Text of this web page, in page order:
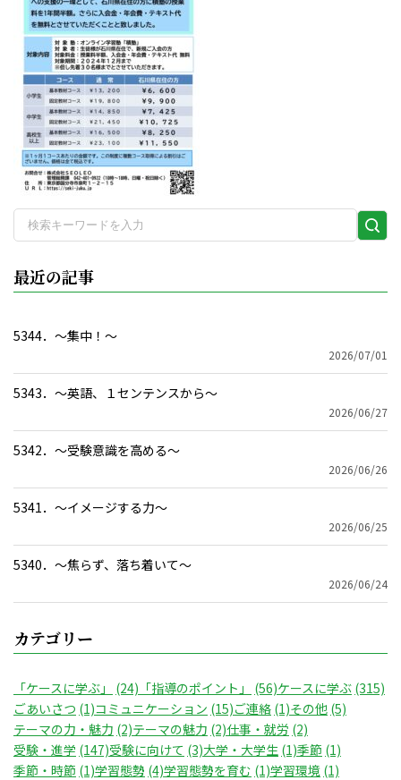
検
最近の記事
5344．～集中！〜
2026/07/01
5343．～英語、１センテンスから〜
2026/06/27
5342．～受験意識を高める〜
2026/06/26
5341．～イメージする力〜
2026/06/25
5340．～焦らず、落ち着いて〜
2026/06/24
カテゴリー
「ケースに学ぶ」 (24) 「指導のポイント」 (56)ケースに学ぶ (315)
ごあいさつ (1)コミュニケーション (15)ご連絡 (1)その他 (5)
テーマの力・魅力 (2)テーマの魅力 (2)仕事・就労 (2)
受験・進学 (147)受験に向けて (3)大学・大学生 (1)季節 (1)
季節・時節 (1)学習態勢 (4)学習態勢を育む (1)学習環境 (1)